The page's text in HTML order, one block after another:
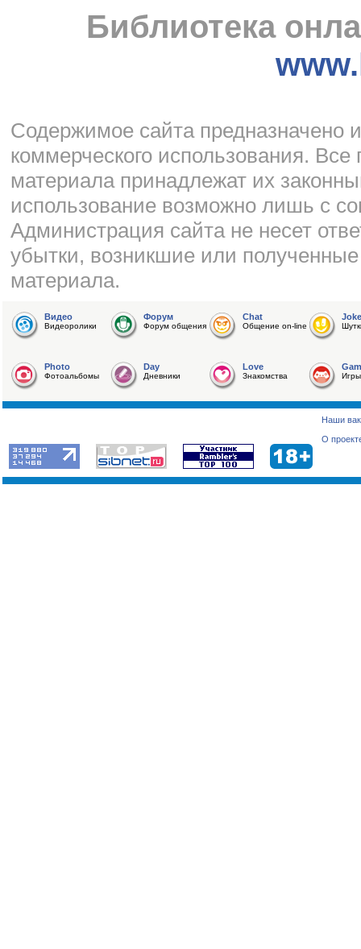
Библиотека
Cодержимое сайта предназначено
коммерческого использования.
материала принадлежат их
использование возможно лишь с
Администрация сайта не несет
убытки, возникшие или
материала.
Видео
Видеоролики
Форум
Форум общения
Chat
Общение on-line
Joke
Photo
Фотоальбомы
Day
Дневники
Love
Знакомства Игры
Наши
О